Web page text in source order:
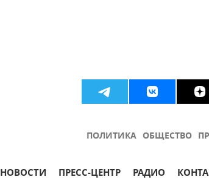
ПОЛИТИКА ОБЩЕСТВО
НОВОСТИ ПРЕСС-ЦЕНТР РАДИО